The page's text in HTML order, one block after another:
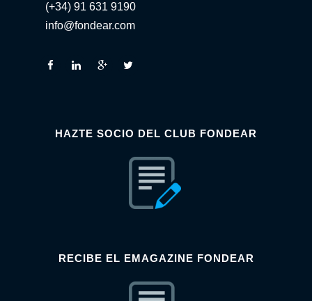
(+34) 91 631 9190
info@fondear.com
HAZTE SOCIO DEL CLUB FONDEAR
RECIBE EL EMAGAZINE FONDEAR